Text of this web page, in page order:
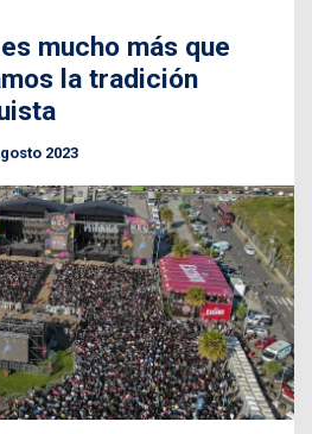
mucho más que
la tradición
2023